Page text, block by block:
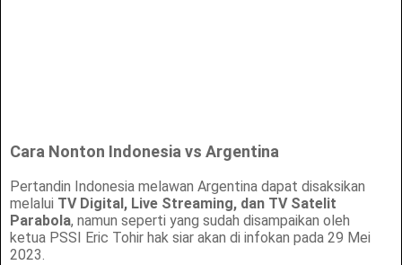
Cara Nonton Indonesia vs Argentina
Pertandin Indonesia melawan Argentina dapat disaksikan
melalui TV Digital, Live Streaming, dan TV Satelit
Parabola, namun seperti yang sudah disampaikan oleh
ketua PSSI Eric Tohir hak siar akan di infokan pada 29 Mei
2023.